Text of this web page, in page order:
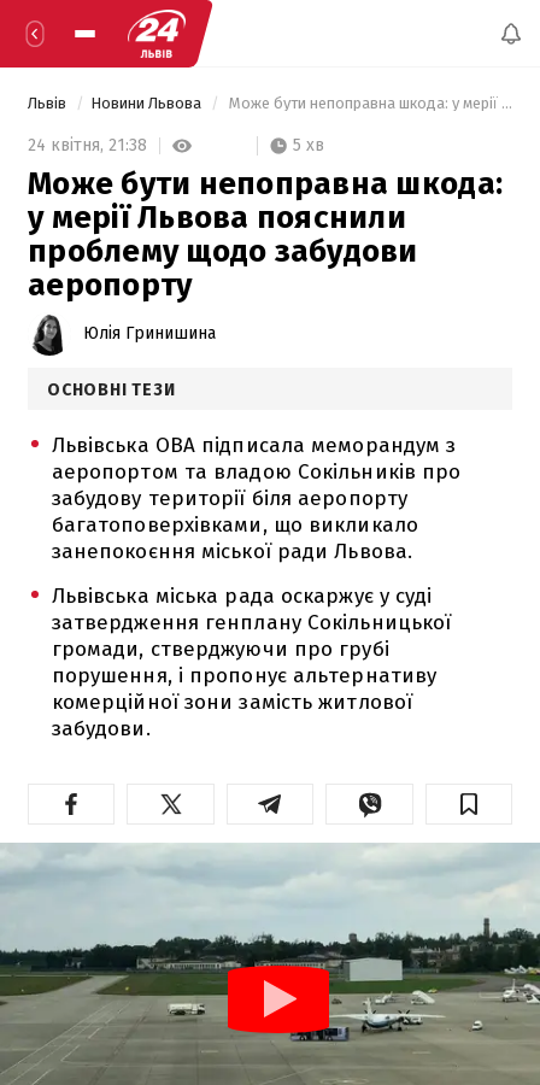
Львів Новини Львова Може бути непоправна шкода: у мерії Львова пояснили проблему щодо забудови аеропорту
24 квітня, 21:38 5 хв
Може бути непоправна шкода:
у мерії Львова пояснили
проблему щодо забудови
аеропорту
Юлія Гринишина
ОСНОВНІ ТЕЗИ
Львівська ОВА підписала меморандум з
аеропортом та владою Сокільників про
забудову території біля аеропорту
багатоповерхівками, що викликало
занепокоєння міської ради Львова.
Львівська міська рада оскаржує у суді
затвердження генплану Сокільницької
громади, стверджуючи про грубі
порушення, і пропонує альтернативу
комерційної зони замість житлової
забудови.